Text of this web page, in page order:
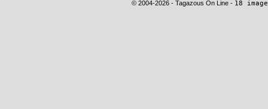
© 2004-2026 - Tagazous On Line - 18